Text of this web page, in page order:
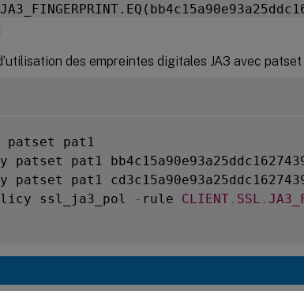
des empreintes digitales JA3 avec patset
patset pat1
pat1
pat1
ssl_ja3_pol
- rule CLIENT . SSL .